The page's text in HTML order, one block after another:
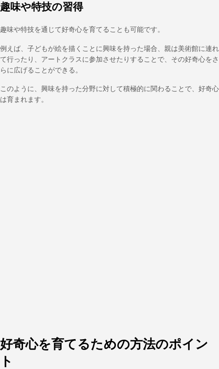
趣味や特技の習得
趣味や特技を通じて好奇心を育てることも可能です。
例えば、子どもが絵を描くことに興味を持った場合、親は美術館に連れ
て行ったり、アートクラスに参加させたりすることで、その好奇心をさ
らに広げることができる。
このように、興味を持った分野に対して積極的に関わることで、好奇心
は育まれます。
好奇心を育てるための方法のポイン
ト